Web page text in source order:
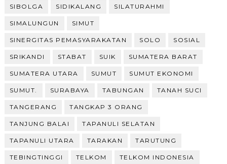
SIBOLGA SIDIKALANG SILATURAHMI
SIMALUNGUN SIMUT
SINERGITAS PEMASYARAKATAN SOLO SOSIAL
SRIKANDI STABAT SUIK SUMATERA BARAT
SUMATERA UTARA SUMUT SUMUT EKONOMI
SUMUT. SURABAYA TABUNGAN TANAH SUCI
TANGERANG TANGKAP 3 ORANG
TANJUNG BALAI TAPANULI SELATAN
TAPANULI UTARA TARAKAN TARUTUNG
TEBINGTINGGI TELKOM TELKOM INDONESIA